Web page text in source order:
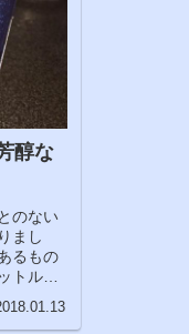
醇な
のない
まし
るもの
トル以